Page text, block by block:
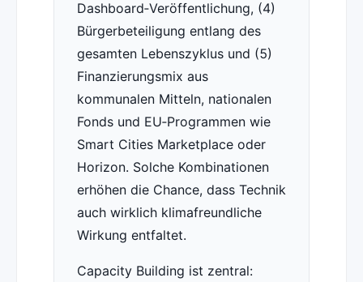
Dashboard‑Veröffentlichung, (4)
Bürgerbeteiligung entlang des
gesamten Lebenszyklus und (5)
Finanzierungsmix aus
kommunalen Mitteln, nationalen
Fonds und EU‑Programmen wie
Smart Cities Marketplace oder
Horizon. Solche Kombinationen
erhöhen die Chance, dass Technik
auch wirklich klimafreundliche
Wirkung entfaltet.
Capacity Building ist zentral: